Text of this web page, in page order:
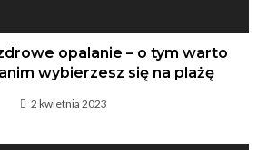
opalanie – o tym warto
wybierzesz się na plażę
2 kwietnia 2023